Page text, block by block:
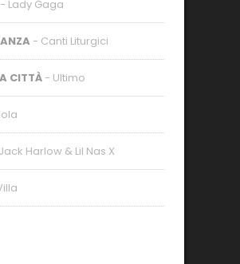
- Lady Gaga
- Canti Liturgici
CITTÀ - Ultimo
Harlow & Lil Nas X